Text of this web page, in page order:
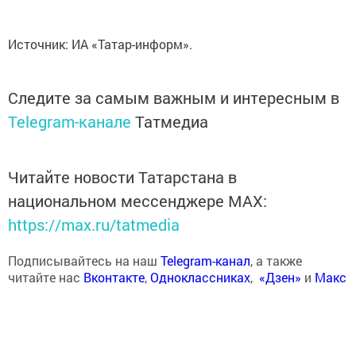
Источник: ИА «Татар-информ».
Следите за самым важным и интересным в
Telegram-канале Татмедиа
Читайте новости Татарстана в
национальном мессенджере MАХ:
https://max.ru/tatmedia
Подписывайтесь на наш Telegram-канал, а также
читайте нас Вконтакте,Одноклассниках, «Дзен» и Макс